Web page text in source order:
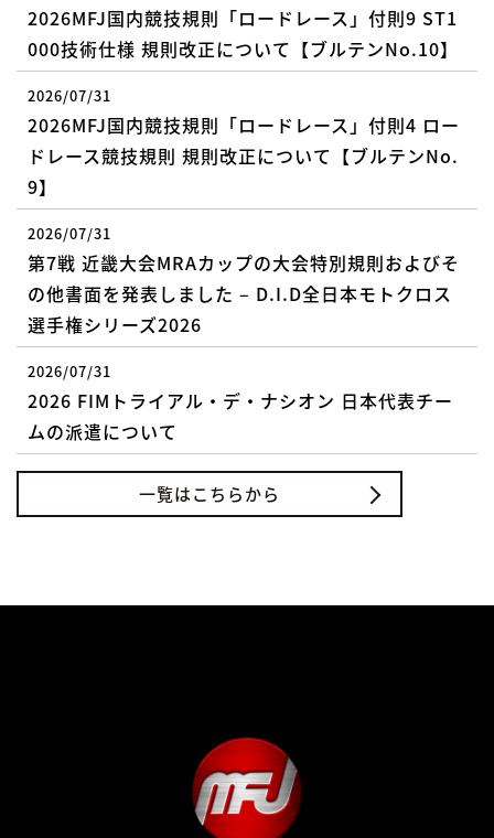
2026MFJ国内競技規則「ロードレース」付則9 ST1
000技術仕様 規則改正について【ブルテンNo.10】
2026/07/31
2026MFJ国内競技規則「ロードレース」付則4 ロー
ドレース競技規則 規則改正について【ブルテンNo.
9】
2026/07/31
第7戦 近畿大会MRAカップの大会特別規則およびそ
の他書面を発表しました – D.I.D全日本モトクロス
選手権シリーズ2026
2026/07/31
2026 FIMトライアル・デ・ナシオン 日本代表チー
ムの派遣について
一覧はこちらから